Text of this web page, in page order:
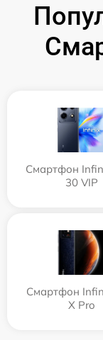
Смартфон
30 VIP
Смартфон
X Pro